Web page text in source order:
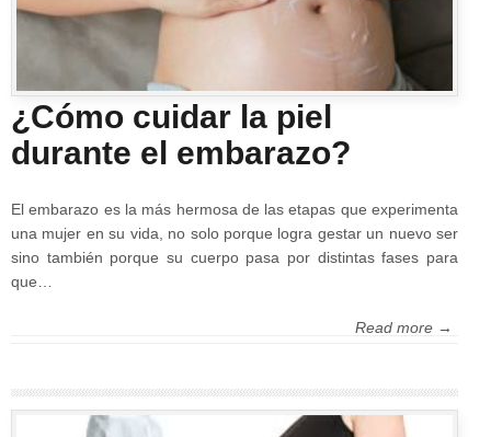
¿Cómo cuidar la piel
durante el embarazo?
El embarazo es la más hermosa de las etapas que experimenta
una mujer en su vida, no solo porque logra gestar un nuevo ser
sino también porque su cuerpo pasa por distintas fases para
que…
Read more →